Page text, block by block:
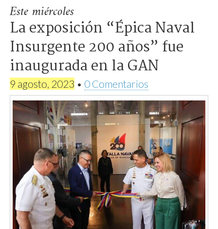
Este miércoles
La exposición “Épica Naval
Insurgente 200 años” fue
inaugurada en la GAN
9 agosto, 2023 • 0 Comentarios